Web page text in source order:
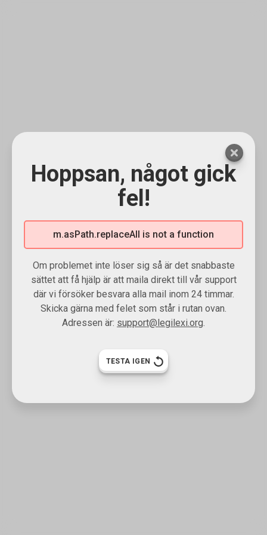
Hoppsan, något gick
fel!
m.asPath.replaceAll is not a function
Om problemet inte löser sig så är det snabbaste
sättet att få hjälp är att maila direkt till vår support
där vi försöker besvara alla mail inom 24 timmar.
Skicka gärna med felet som står i rutan ovan.
Adressen är: support@legilexi.org.
TESTA IGEN